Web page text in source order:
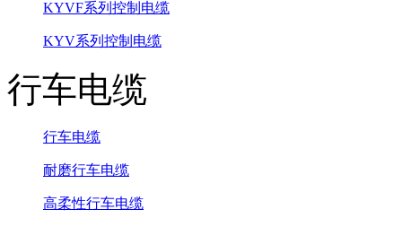
KYVF系列控制电缆
KYV系列控制电缆
行车电缆
行车电缆
耐磨行车电缆
高柔性行车电缆